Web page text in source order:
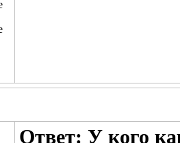
Ответ: У кого